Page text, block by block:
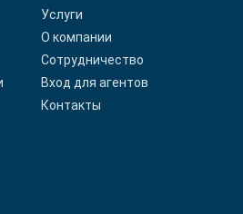
Услуги
О компании
Сотрудничество
Вход для агентов
Контакты